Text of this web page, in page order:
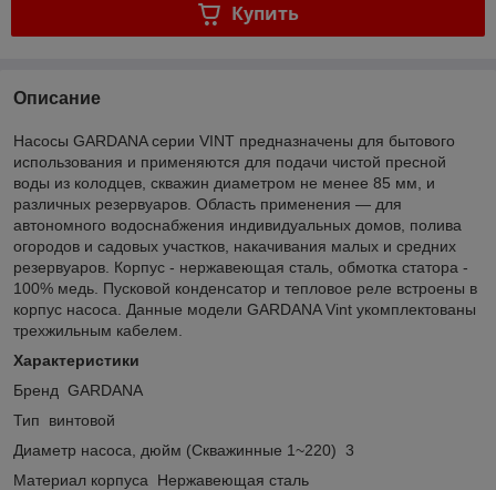
Купить
Описание
Насосы GARDANA серии VINT предназначены для бытового
использования и применяются для подачи чистой пресной
воды из колодцев, скважин диаметром не менее 85 мм, и
различных резервуаров. Область применения — для
автономного водоснабжения индивидуальных домов, полива
огородов и садовых участков, накачивания малых и средних
резервуаров. Корпус - нержавеющая сталь, обмотка статора -
100% медь. Пусковой конденсатор и тепловое реле встроены в
корпус насоса. Данные модели GARDANA Vint укомплектованы
трехжильным кабелем.
Характеристики
Бренд GARDANA
Тип винтовой
Диаметр насоса, дюйм (Скважинные 1~220) 3
Материал корпуса Нержавеющая сталь